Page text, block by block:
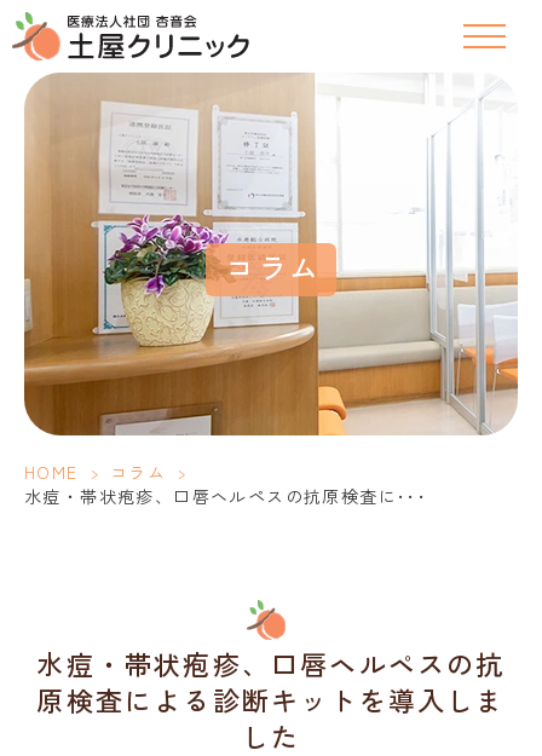
コラム
HOME > コラム
>
水痘・帯状疱疹、口唇ヘルペスの抗原検査に･･･
水痘・帯状疱疹、口唇ヘルペスの抗
原検査による診断キットを導入しま
した